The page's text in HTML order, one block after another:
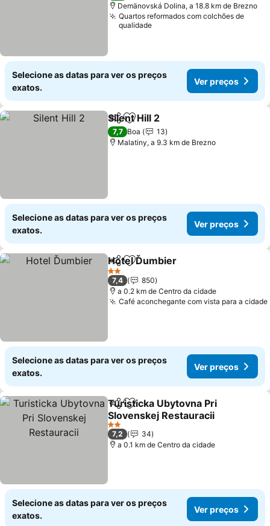
Demänovská Dolina, a 18.8 km de Brezno
Quartos reformados com colchões de
qualidade
Selecione as datas para ver os preços
exatos.
Ver preços
PartilharAdicionar aos favoritos
Silent Hill 2
7,7 Boa
13
Malatiny, a 9.3 km de Brezno
Selecione as datas para ver os preços
exatos.
Ver preços
PartilharAdicionar aos favoritos
Hotel Ďumbier
2 Estrelas
7,4
850
a 0.2 km de Centro da cidade
Café aconchegante com vista para a cidade
Selecione as datas para ver os preços
exatos.
Ver preços
PartilharAdicionar aos favoritos
Turisticka Ubytovna Pri
Slovenskej Restauracii
Ver preços
2 Estrelas
7,2
34
a 0.1 km de Centro da cidade
Selecione as datas para ver os preços
exatos.
Ver preços